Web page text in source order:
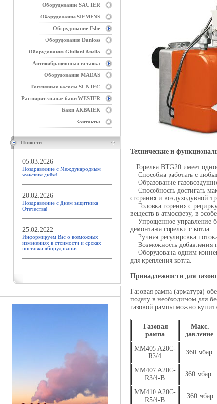
Оборудование SAUTER
Оборудование SIEMENS
Оборудование Esbe
Оборудование Danfoss
Оборудование Giuliani Anello
Антивибрационная вставка
Оборудование MADAS
Топливные насосы SUNTEC
Расширительные баки WESTER
Баки АКВАТЕК
Контакты
Новости
05.03.2026
Поздравление с Международным
женским днём!
20.02.2026
Поздравление с Днем защитника
Отечества!
25.02.2022
Информируем Вас о возможных
изменениях в стоимости и сроках
поставки оборудования
Технические и
Горелка BTG20 имеет
Способна работать с
Образование
Способность достигать
сгорания и воздуходувной
Головка горения с
веществ в атмосферу, в
Упрощенное управление
демонтажа горелки с котла.
Ручная регулировка
Возможность добавления
Оборудована одним
для крепления котла.
Принадлежности для
Газовая рампа (арматура)
подачу в необходимом для
газовой рампы можно
Газовая
рампа
Макс.
давление
MM405 A20C-
R3/4
360 мбар
MM407 A20C-
R3/4-B
360 мбар
MM410 A20C-
R5/4-B
360 мбар